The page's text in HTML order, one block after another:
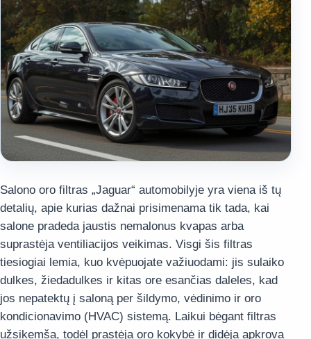
Salono oro filtras „Jaguar“ automobilyje yra viena iš tų
detalių, apie kurias dažnai prisimenama tik tada, kai
salone pradeda jaustis nemalonus kvapas arba
suprastėja ventiliacijos veikimas. Visgi šis filtras
tiesiogiai lemia, kuo kvėpuojate važiuodami: jis sulaiko
dulkes, žiedadulkes ir kitas ore esančias daleles, kad
jos nepatektų į saloną per šildymo, vėdinimo ir oro
kondicionavimo (HVAC) sistemą. Laikui bėgant filtras
užsikemša, todėl prastėja oro kokybė ir didėja apkrova